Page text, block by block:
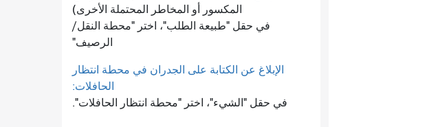
المكسور أو المخاطر المحتملة الأخرى)
في حقل "طبيعة الطلب"، اختر "محطة النقل/
الرصيف"
الإبلاغ عن الكتابة على الجدران في محطة انتظار
الحافلات:
في حقل "الشيء"، اختر "محطة انتظار الحافلات".